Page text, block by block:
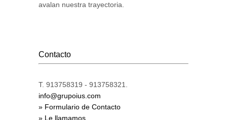
avalan nuestra trayectoria.
Contacto
T. 913758319 - 913758321.
info@grupoius.com
» Formulario de Contacto
» Le llamamos